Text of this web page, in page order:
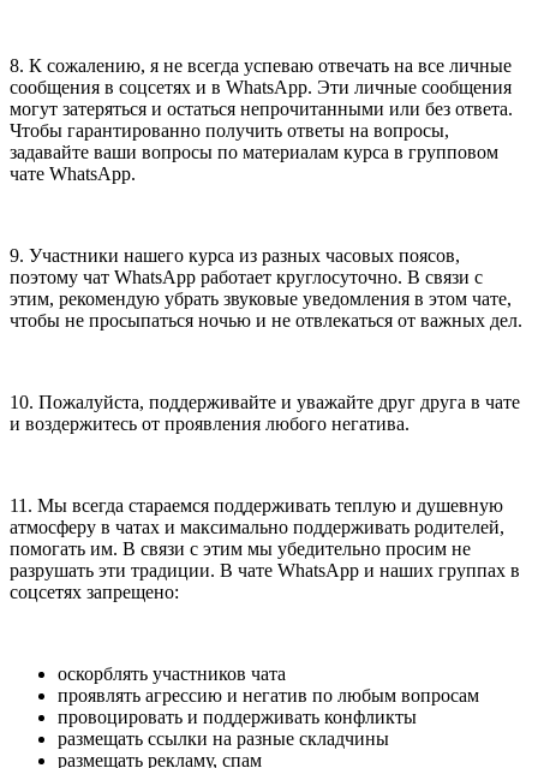
8. К сожалению, я не всегда успеваю отвечать на все личные
сообщения в соцсетях и в WhatsApp. Эти личные сообщения
могут затеряться и остаться непрочитанными или без ответа.
Чтобы гарантированно получить ответы на вопросы,
задавайте ваши вопросы по материалам курса в групповом
чате WhatsApp.
9. Участники нашего курса из разных часовых поясов,
поэтому чат WhatsApp работает круглосуточно. В связи с
этим, рекомендую убрать звуковые уведомления в этом чате,
чтобы не просыпаться ночью и не отвлекаться от важных дел.
10. Пожалуйста, поддерживайте и уважайте друг друга в чате
и воздержитесь от проявления любого негатива.
11. Мы всегда стараемся поддерживать теплую и душевную
атмосферу в чатах и максимально поддерживать родителей,
помогать им. В связи с этим мы убедительно просим не
разрушать эти традиции. В чате WhatsApp и наших группах в
соцсетях запрещено:
оскорблять участников чата
проявлять агрессию и негатив по любым вопросам
провоцировать и поддерживать конфликты
размещать ссылки на разные складчины
размещать рекламу, спам